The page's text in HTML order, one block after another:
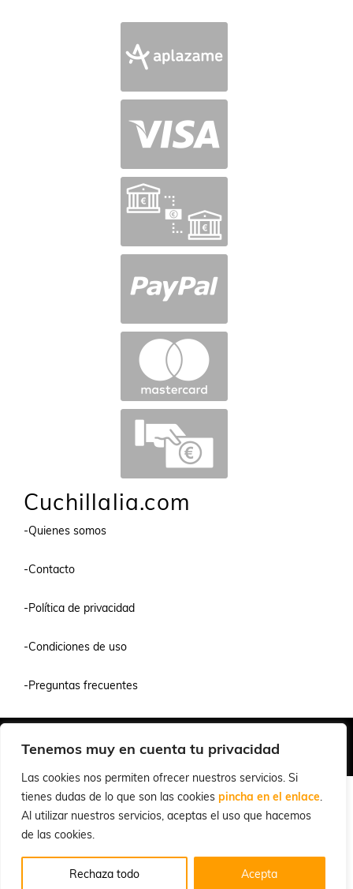
Tenemos muy en cuenta tu privacidad
Las cookies nos permiten ofrecer nuestros servicios. Si
tienes dudas de lo que son las cookies pincha en el enlace.
Al utilizar nuestros servicios, aceptas el uso que hacemos
de las cookies.
Rechaza todo Acepta
Cuchillalia.com
-Quienes somos
-Contacto
-Política de privacidad
-Condiciones de uso
-Preguntas frecuentes
© 2026 Cuchillalia.com